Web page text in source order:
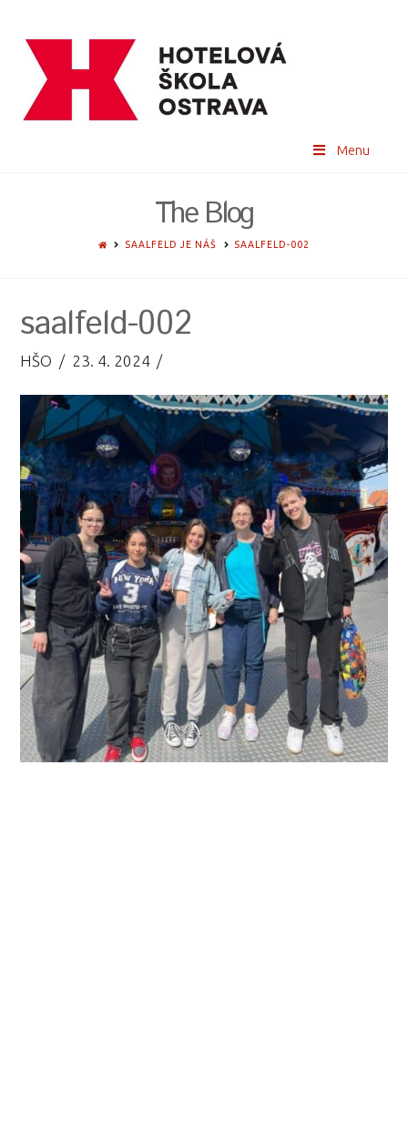
Menu
The Blog
HOMESAALFELD JE NÁŠ SAALFELD-002
saalfeld-002
HŠO 23. 4. 2024